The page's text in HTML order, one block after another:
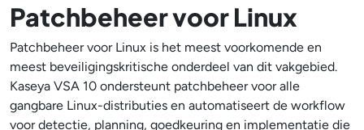
Patchbeheer voor Linux
Patchbeheer voor Linux is het meest voorkomende en
meest beveiligingskritische onderdeel van dit vakgebied.
Kaseya VSA 10 ondersteunt patchbeheer voor alle
gangbare Linux-distributies en automatiseert de workflow
voor detectie, planning, goedkeuring en implementatie die